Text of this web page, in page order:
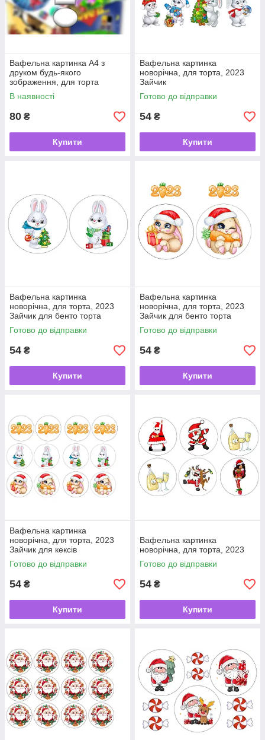
Вафельна картинка А4 з
друком будь-якого
зображення, для торта
В наявності
80 ₴
Купити
Вафельна картинка
новорічна, для торта, 2023
Зайчик
Готово до відправки
54 ₴
Купити
Вафельна картинка
новорічна, для торта, 2023
Зайчик для бенто торта
Готово до відправки
54 ₴
Купити
Вафельна картинка
новорічна, для торта, 2023
Зайчик для бенто торта
Готово до відправки
54 ₴
Купити
Вафельна картинка
новорічна, для торта, 2023
Зайчик для кексів
Готово до відправки
54 ₴
Купити
Вафельна картинка
новорічна, для торта, 2023
Готово до відправки
54 ₴
Купити